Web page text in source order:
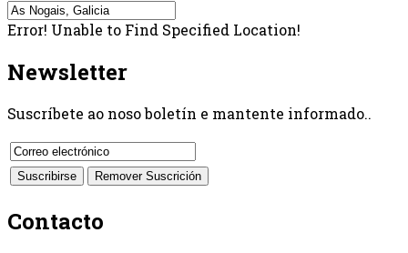
Error! Unable to Find Specified Location!
Newsletter
Suscríbete ao noso boletín e mantente informado..
Contacto